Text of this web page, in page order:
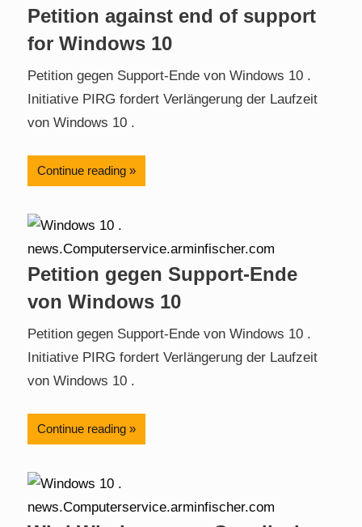
Petition against end of support
for Windows 10
Petition gegen Support-Ende von Windows 10 .
Initiative PIRG fordert Verlängerung der Laufzeit
von Windows 10 .
Continue reading
Petition gegen Support-Ende
von Windows 10
Petition gegen Support-Ende von Windows 10 .
Initiative PIRG fordert Verlängerung der Laufzeit
von Windows 10 .
Continue reading